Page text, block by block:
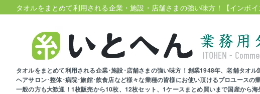
タオルをまとめて利用される企業・施設・店舗さまの強い味方！ 【インボ
タオルをまとめて利用される企業･施設･店舗さまの強い味方！創業1948年、老舗タオル
ヘアサロン･整体･病院･旅館･飲食店など様々な業種の皆様にお使い頂けるプロユースの
一般の方も大歓迎！1枚販売から10枚、12枚セット、1ケースまとめ買いまで国産から海